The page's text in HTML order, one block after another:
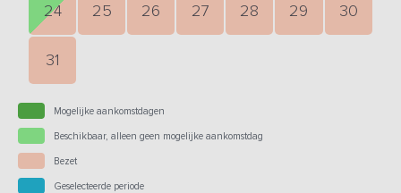
24 25 26 27 28 29 30
31
Mogelijke aankomstdagen
Beschikbaar, alleen geen mogelijke aankomstdag
Bezet
Geselecteerde periode